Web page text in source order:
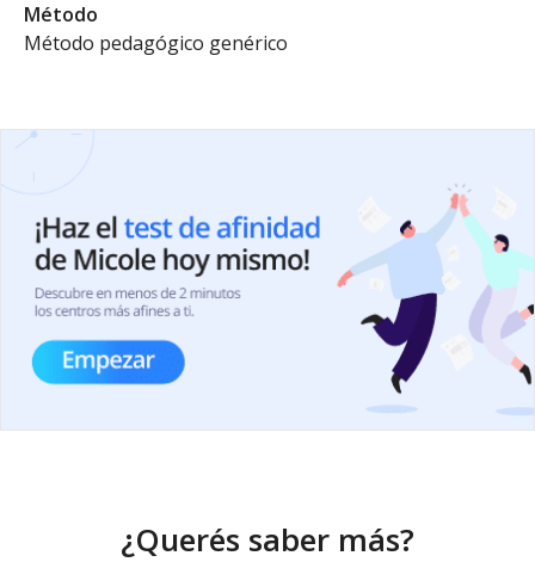
Método
Método pedagógico genérico
¿Querés saber más?